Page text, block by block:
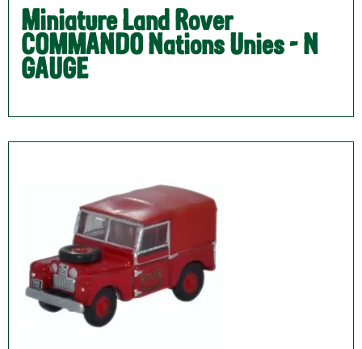
Miniature Land Rover
COMMANDO Nations Unies - N
GAUGE